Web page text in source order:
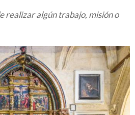
realizar algún trabajo, misión o